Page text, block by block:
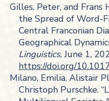
Gilles, Peter, and Frans
the Spread of Word-
Central Franconian
Geographical
Linguistics, June 1,
https://doi.org/
Milano, Emilia, Alistair
Christoph Purschke.